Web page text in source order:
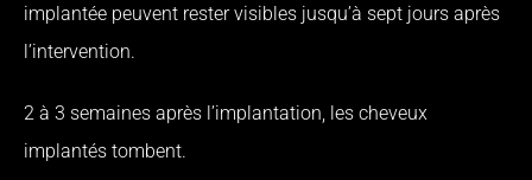
implantée peuvent rester visibles jusqu’à sept jours après
l’intervention.
2 à 3 semaines après l’implantation, les cheveux
implantés tombent.